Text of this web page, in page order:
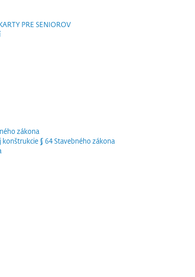
PRE SENIOROV
zákona
§ 64 Stavebného zákona